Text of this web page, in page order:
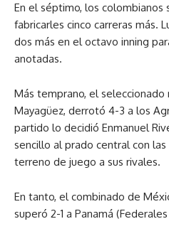
En el séptimo, los colombianos
fabricarles cinco carreras más.
dos más en el octavo inning
anotadas.
Más temprano, el
Mayagüez, derrotó 4-3 a los
partido lo decidió Enmanuel
sencillo al prado central con
terreno de juego a sus rivales.
En tanto, el combinado de
superó 2-1 a Panamá